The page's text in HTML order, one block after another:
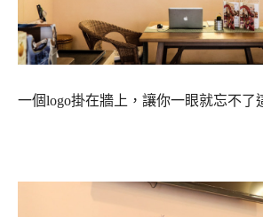
一個logo掛在牆上，讓你一眼就忘不了